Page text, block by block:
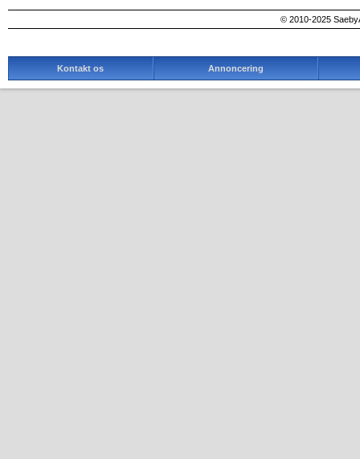
© 2010-2025
Kontakt os Annoncering